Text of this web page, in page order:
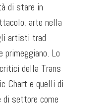
di stare in
arte nella
artisti trad
primeggiano. Lo
della Trans
Chart e quelli di
settore come